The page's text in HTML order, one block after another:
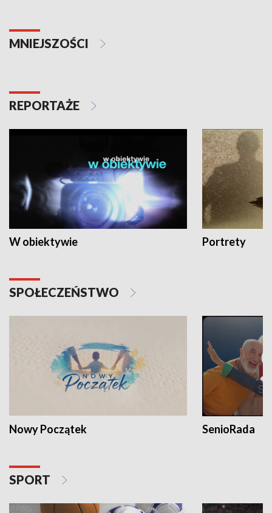
MNIEJSZOŚCI
REPORTAŻE
W obiektywie Portrety
SPOŁECZEŃSTWO
Nowy Początek SenioRada
SPORT